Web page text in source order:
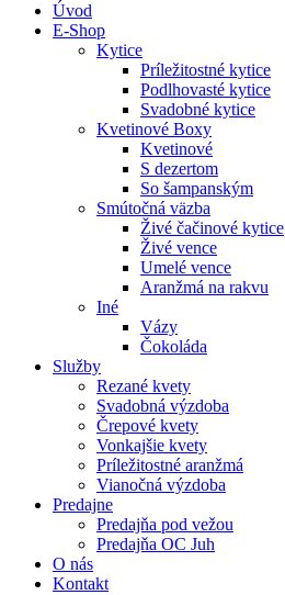
Úvod
E-Shop
Kytice
Príležitostné kytice
Podlhovasté kytice
Svadobné kytice
Kvetinové Boxy
Kvetinové
S dezertom
So šampanským
Smútočná väzba
Živé čačinové kytice
Živé vence
Umelé vence
Aranžmá na rakvu
Iné
Vázy
Čokoláda
Služby
Rezané kvety
Svadobná výzdoba
Črepové kvety
Vonkajšie kvety
Príležitostné aranžmá
Vianočná výzdoba
Predajne
Predajňa pod vežou
Predajňa OC Juh
O nás
Kontakt